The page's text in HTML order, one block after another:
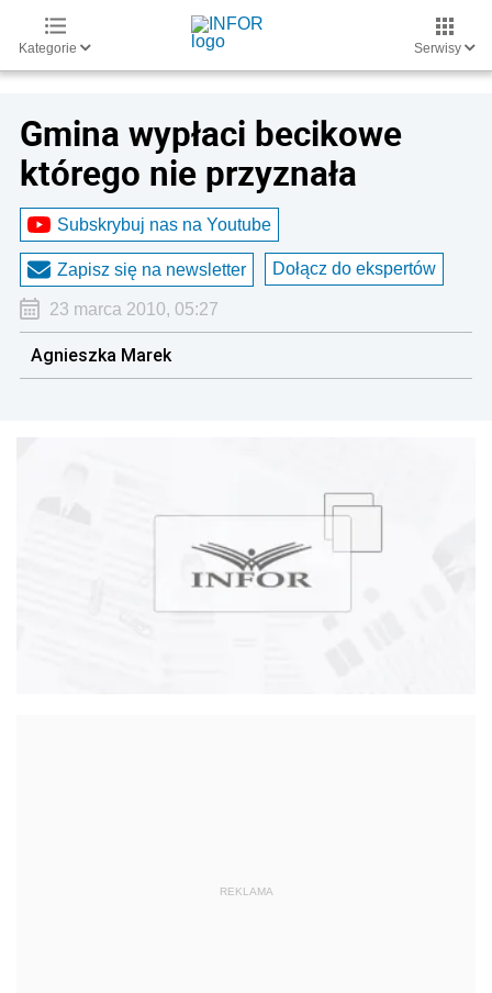
Kategorie Serwisy
Gmina wypłaci becikowe
którego nie przyznała
Subskrybuj nas na Youtube
Zapisz się na newsletter Dołącz do ekspertów
23 marca 2010, 05:27
Agnieszka Marek